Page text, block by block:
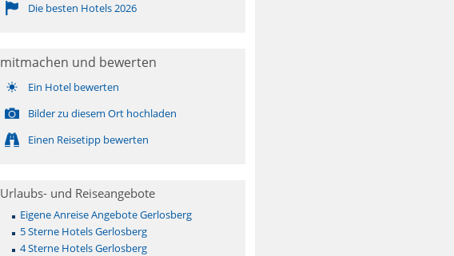
Die besten Hotels 2026
mitmachen und bewerten
Ein Hotel bewerten
Bilder zu diesem Ort hochladen
Einen Reisetipp bewerten
Urlaubs- und Reiseangebote
Eigene Anreise Angebote Gerlosberg
5 Sterne Hotels Gerlosberg
4 Sterne Hotels Gerlosberg